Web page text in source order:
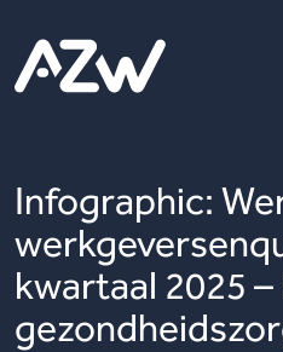
Infographic:
kwartaal 2025